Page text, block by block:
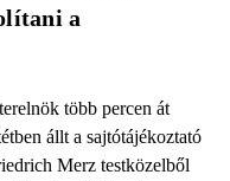
a
több percen át
állt a sajtótájékoztató
Merz testközelből